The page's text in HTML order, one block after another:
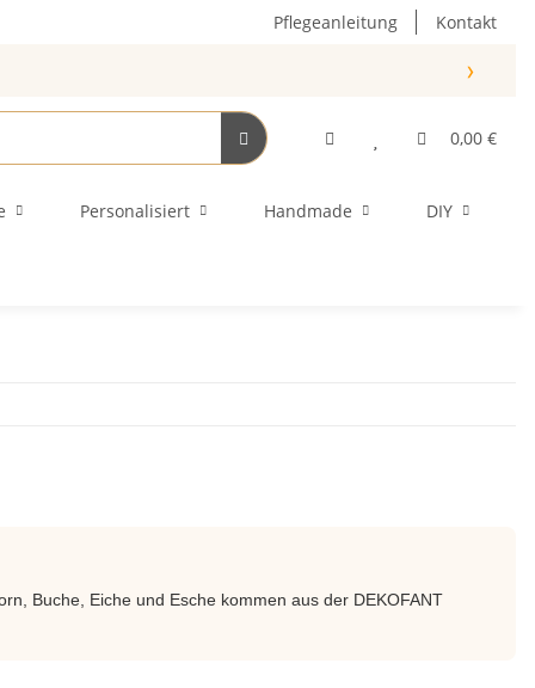
Pflegeanleitung Kontakt
›
0,00 €
Personalisiert Handmade DIY
Buche, Eiche und Esche kommen aus der DEKOFANT